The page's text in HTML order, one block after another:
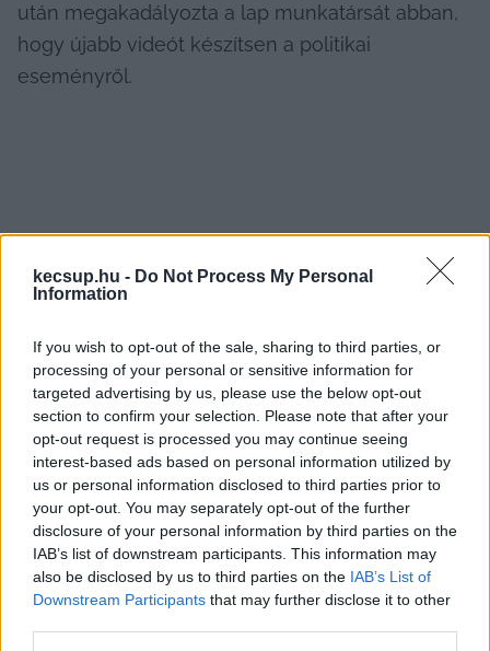
kecsup.hu - Do Not Process My Personal
Information
If you wish to opt-out of the sale, sharing to third parties, or
processing of your personal or sensitive information for
targeted advertising by us, please use the below opt-out
section to confirm your selection. Please note that after your
opt-out request is processed you may continue seeing
interest-based ads based on personal information utilized by
us or personal information disclosed to third parties prior to
your opt-out. You may separately opt-out of the further
disclosure of your personal information by third parties on the
IAB’s list of downstream participants. This information may
also be disclosed by us to third parties on the IAB’s List of
Downstream Participants that may further disclose it to other
után megakadályozta a lap munkatársát abban,
hogy újabb videót készítsen a politikai
eseményről.
Szabolcs24: Hogyan alakulhatnak a választási
esélyek Szabolcsban?
Az áprilisi országgyűlési választások előtt
Szabolcs-Szatmár-Bereg megye egyéni
választókerületeiben már körvonalazódik a
mezőny. A helyi választók véleménye vegyes.
Egyesek a személyes ismertséget és
tapasztalatot, mások a kormányzati
intézkedéseket mérlegelik, míg egy részük
teljesen bizonytalan és elbizonytalanítónak
találja a jelöltek kommunikációját. A Szabolcs24